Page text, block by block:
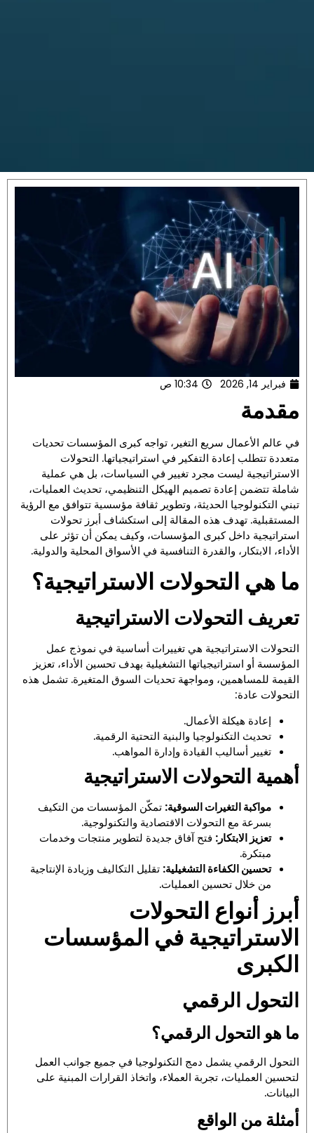
فبراير 14, 2026 10:34 ص
مقدمة
في عالم الأعمال سريع التغير، تواجه كبرى المؤسسات تحديات
متعددة تتطلب إعادة التفكير في استراتيجياتها. التحولات
الاستراتيجية ليست مجرد تغيير في السياسات، بل هي عملية
شاملة تتضمن إعادة تصميم الهيكل التنظيمي، تحديث العمليات،
تبني التكنولوجيا الحديثة، وتطوير ثقافة مؤسسية تتوافق مع الرؤية
المستقبلية. تهدف هذه المقالة إلى استكشاف أبرز تحولات
استراتيجية داخل كبرى المؤسسات، وكيف يمكن أن تؤثر على
الأداء، الابتكار، والقدرة التنافسية في الأسواق المحلية والدولية.
ما هي التحولات الاستراتيجية؟
تعريف التحولات الاستراتيجية
التحولات الاستراتيجية هي تغييرات أساسية في نموذج عمل
المؤسسة أو استراتيجياتها التشغيلية بهدف تحسين الأداء، تعزيز
القيمة للمساهمين، ومواجهة تحديات السوق المتغيرة. تشمل هذه
التحولات عادة:
إعادة هيكلة الأعمال.
تحديث التكنولوجيا والبنية التحتية الرقمية.
تغيير أساليب القيادة وإدارة المواهب.
أهمية التحولات الاستراتيجية
مواكبة التغيرات السوقية: تمكّن المؤسسات من التكيف
بسرعة مع التحولات الاقتصادية والتكنولوجية.
تعزيز الابتكار: فتح آفاق جديدة لتطوير منتجات وخدمات
مبتكرة.
تحسين الكفاءة التشغيلية: تقليل التكاليف وزيادة الإنتاجية
من خلال تحسين العمليات.
أبرز أنواع التحولات
الاستراتيجية في المؤسسات
الكبرى
التحول الرقمي
ما هو التحول الرقمي؟
التحول الرقمي يشمل دمج التكنولوجيا في جميع جوانب العمل
لتحسين العمليات، تجربة العملاء، واتخاذ القرارات المبنية على
البيانات.
أمثلة من الواقع